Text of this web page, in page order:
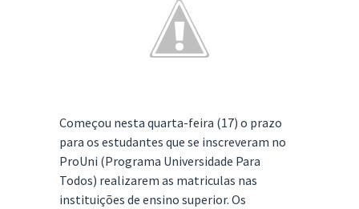
Começou nesta quarta-feira (17) o prazo
para os estudantes que se inscreveram no
ProUni (Programa Universidade Para
Todos) realizarem as matriculas nas
instituições de ensino superior. Os